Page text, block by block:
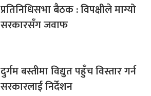
प्रतिनिधिसभा बैठक : विपक्षीले माग्यो
सरकारसँग जवाफ
दुर्गम बस्तीमा विद्युत पहुँच विस्तार गर्न
सरकारलाई निर्देशन